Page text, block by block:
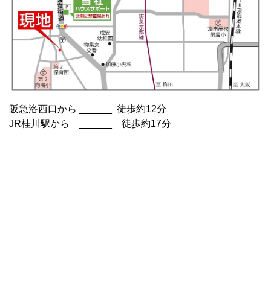
阪急洛西口から ______ 徒歩約12分
JR桂川駅から ______ 徒歩約17分